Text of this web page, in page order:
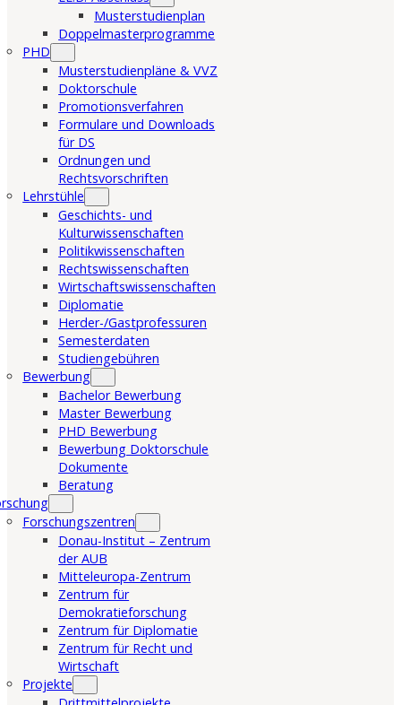
Musterstudienplan
Doppelmasterprogramme
PHD
Musterstudienpläne & VVZ
Doktorschule
Promotionsverfahren
Formulare und Downloads
für DS
Ordnungen und
Rechtsvorschriften
Lehrstühle
Geschichts- und
Kulturwissenschaften
Politikwissenschaften
Rechtswissenschaften
Wirtschaftswissenschaften
Diplomatie
Herder-/Gastprofessuren
Semesterdaten
Studiengebühren
Bewerbung
Bachelor Bewerbung
Master Bewerbung
PHD Bewerbung
Bewerbung Doktorschule
Dokumente
Beratung
Forschungszentren
Donau-Institut – Zentrum
der AUB
Mitteleuropa-Zentrum
Zentrum für
Demokratieforschung
Zentrum für Diplomatie
Zentrum für Recht und
Wirtschaft
Projekte